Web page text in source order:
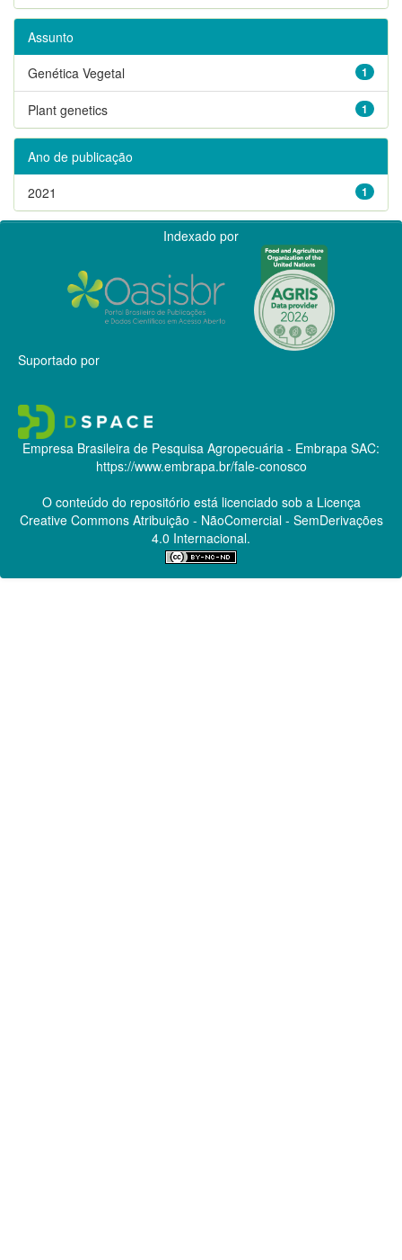
Assunto
1
Genética Vegetal
1
Plant genetics
Ano de publicação
1
2021
Indexado por
Suportado por
Empresa Brasileira de Pesquisa Agropecuária - Embrapa SAC:
https://www.embrapa.br/fale-conosco
O conteúdo do repositório está licenciado sob a Licença
Creative CommonsAtribuição - NãoComercial - SemDerivações
4.0 Internacional.